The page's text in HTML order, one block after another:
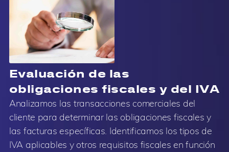
Evaluación de las
obligaciones fiscales y del IVA
Analizamos las transacciones comerciales del
cliente para determinar las obligaciones fiscales y
las facturas específicas. Identificamos los tipos de
IVA aplicables y otros requisitos fiscales en función